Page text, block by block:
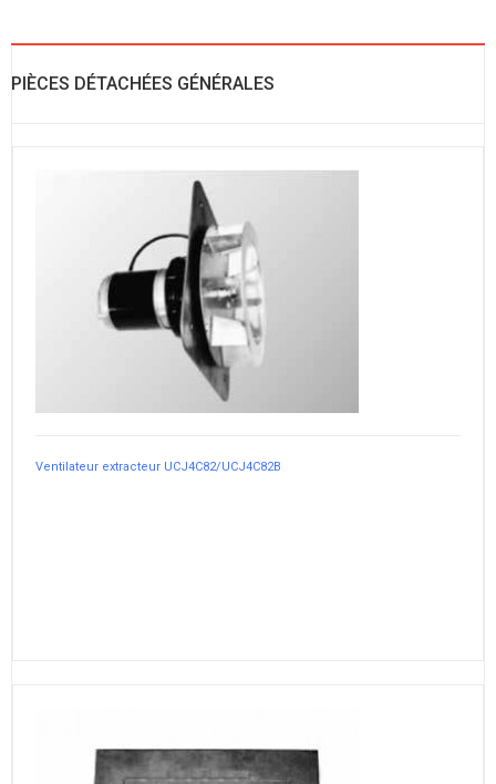
PIÈCES DÉTACHÉES GÉNÉRALES
Ventilateur extracteur UCJ4C82/UCJ4C82B